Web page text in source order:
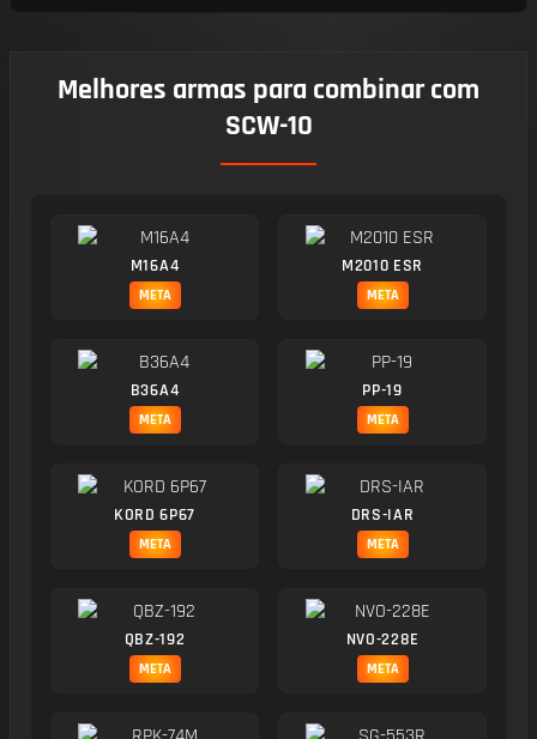
Melhores armas para combinar com
SCW-10
M16A4
META
M2010 ESR
META
B36A4
META
PP-19
META
KORD 6P67
META
DRS-IAR
META
QBZ-192
META
NVO-228E
META